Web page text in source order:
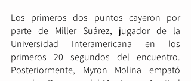
Los primeros dos puntos cayeron por
parte de Miller Suárez, jugador de la
Universidad Interamericana en los
primeros 20 segundos del encuentro.
Posteriormente, Myron Molina empató